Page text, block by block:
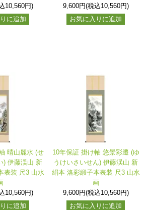
10,560円)
に追加
9,600円(税込10,560円)
お気に入りに追加
晴山麗水 (せ
) 伊藤渓山 新
表装 尺3 山水
10,560円)
に追加
10年保証 掛け軸 悠景彩遷 (ゆ
うけいさいせん) 伊藤渓山 新
絹本 洛彩緞子本表装 尺3 山水
画
9,600円(税込10,560円)
お気に入りに追加